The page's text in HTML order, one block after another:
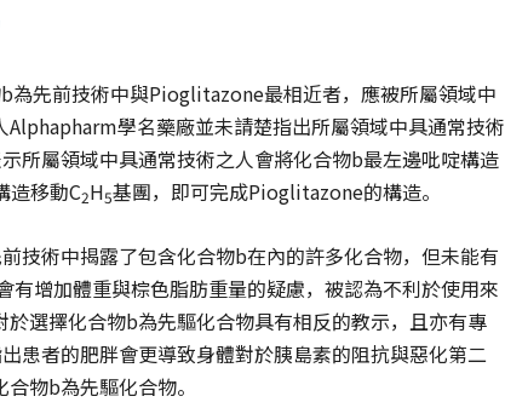
為先前技術中與Pioglitazone最相近者，應被所屬領域中
學名藥廠並未請楚指出所屬領域中具通常技術
所屬領域中具通常技術之人會將化合物b最左邊吡啶構造
造移動C2H5基團，即可完成Pioglitazone的構造。
技術中揭露了包含化合物b在內的許多化合物，但未能有
增加體重與棕色脂肪重量的疑慮，被認為不利於使用來
選擇化合物b為先驅化合物具有相反的教示，且亦有專
患者的肥胖會更導致身體對於胰島素的阻抗與惡化第二
物b為先驅化合物。